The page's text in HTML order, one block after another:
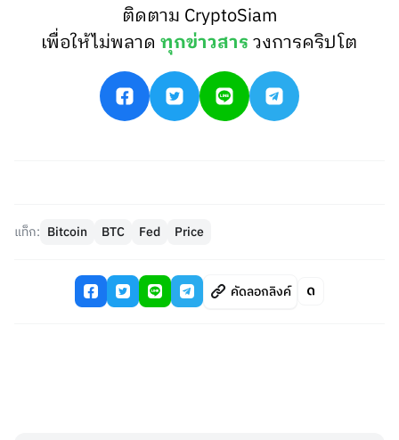
ติดตาม CryptoSiam
เพื่อให้ไม่พลาดทุกข่าวสารวงการคริปโต
แท็ก: Bitcoin BTC Fed Price
คัดลอกลิงค์